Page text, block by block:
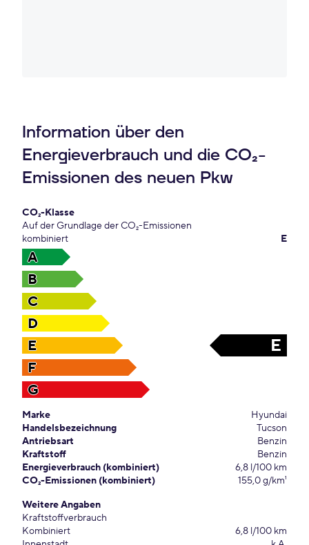
Information über den
Energieverbrauch und die CO₂-
Emissionen des neuen Pkw
CO₂-Klasse
Auf der Grundlage der CO₂-Emissionen
kombiniert
E
A
B
C
D
E
E
F
G
Marke
Hyundai
Handelsbezeichnung
Tucson
Antriebsart
Benzin
Kraftstoff
Benzin
Energieverbrauch (kombiniert)
6,8 l/100 km
CO₂-Emissionen (kombiniert)
155,0 g/km¹
Weitere Angaben
Kraftstoffverbrauch
Kombiniert
6,8 l/100 km